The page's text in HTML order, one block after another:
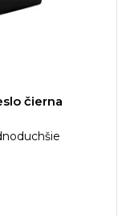
čierna